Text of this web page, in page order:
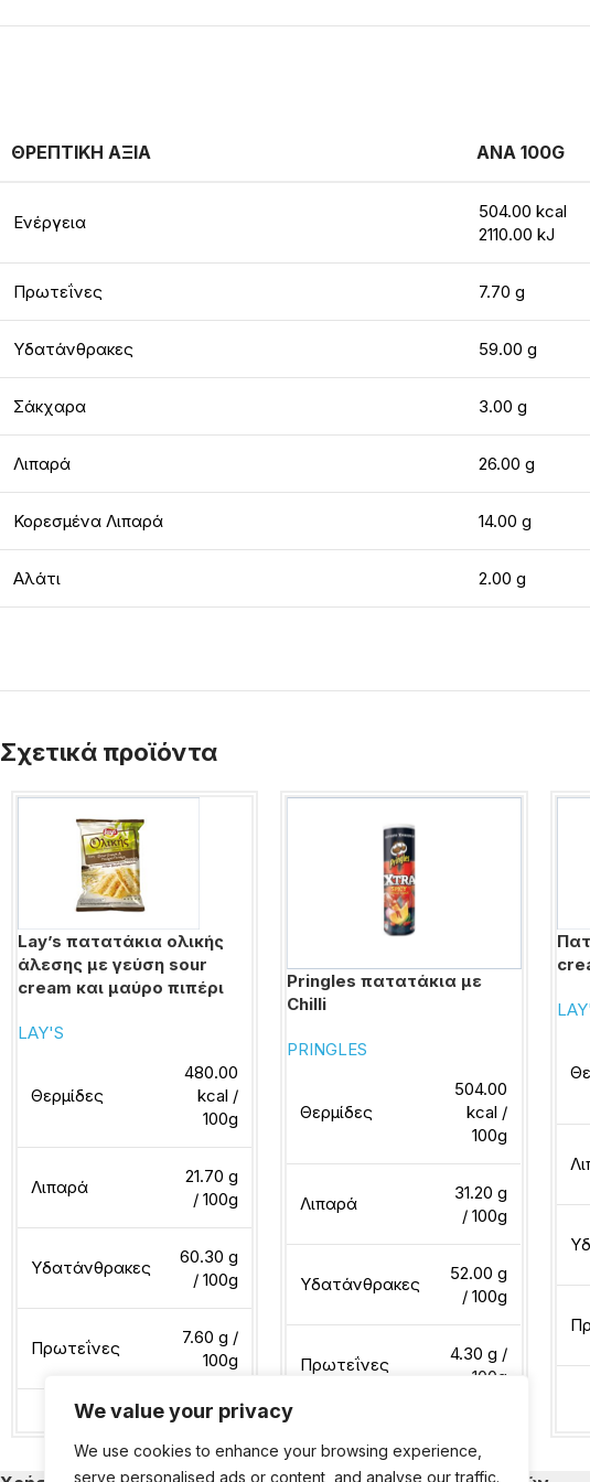
We value your privacy
We use cookies to enhance your browsing experience,
serve personalised ads or content, and analyse our traffic.
ΘΡΕΠΤΙΚΗ ΑΞΙΑ ΑΝΑ 100G
Ενέργεια
504.00 kcal
2110.00 kJ
Πρωτεΐνες 7.70 g
Υδατάνθρακες 59.00 g
Σάκχαρα 3.00 g
Λιπαρά 26.00 g
Κορεσμένα Λιπαρά 14.00 g
Αλάτι 2.00 g
Σχετικά προϊόντα
Lay’s πατατάκια ολικής
άλεσης με γεύση sour
cream και μαύρο πιπέρι
LAY'S
Θερμίδες
480.00
kcal /
100g
Λιπαρά
21.70 g
/ 100g
Υδατάνθρακες
60.30 g
/ 100g
Πρωτεΐνες
7.60 g /
100g
Διαβάστε περισσότερα
Pringles πατατάκια με
Chilli
PRINGLES
Θερμίδες
504.00
kcal /
100g
Λιπαρά
31.20 g
/ 100g
Υδατάνθρακες
52.00 g
/ 100g
Πρωτεΐνες
4.30 g /
100g
Διαβάστε περισσότερα